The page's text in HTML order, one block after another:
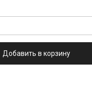
Добавить в корзину